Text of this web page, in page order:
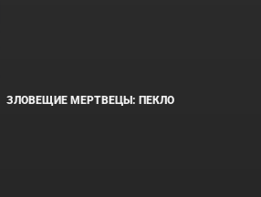
ЗЛОВЕЩИЕ МЕРТВЕЦЫ: ПЕКЛО